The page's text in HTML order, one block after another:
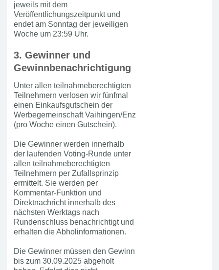
jeweils mit dem
Veröffentlichungszeitpunkt und
endet am Sonntag der jeweiligen
Woche um 23:59 Uhr.
3. Gewinner und
Gewinnbenachrichtigung
Unter allen teilnahmeberechtigten
Teilnehmern verlosen wir fünfmal
einen Einkaufsgutschein der
Werbegemeinschaft Vaihingen/Enz
(pro Woche einen Gutschein).
Die Gewinner werden innerhalb
der laufenden Voting-Runde unter
allen teilnahmeberechtigten
Teilnehmern per Zufallsprinzip
ermittelt. Sie werden per
Kommentar-Funktion und
Direktnachricht innerhalb des
nächsten Werktags nach
Rundenschluss benachrichtigt und
erhalten die Abholinformationen.
Die Gewinner müssen den Gewinn
bis zum 30.09.2025 abgeholt